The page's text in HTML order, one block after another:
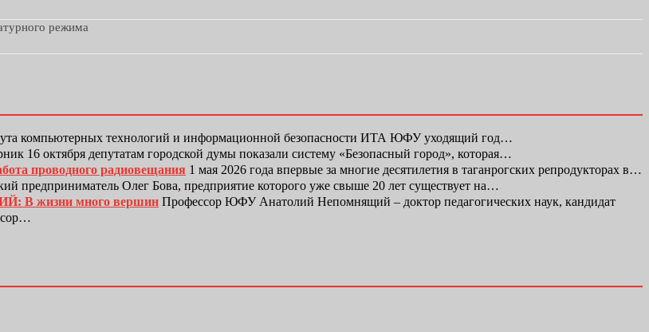
режима
компьютерных технологий и информационной безопасности ИТА ЮФУ уходящий год…
16 октября депутатам городской думы показали систему «Безопасный город», которая…
проводного радиовещания 1 мая 2026 года впервые за многие десятилетия в таганрогских репродукторах в…
предприниматель Олег Бова, предприятие которого уже свыше 20 лет существует на…
В жизни много вершин Профессор ЮФУ Анатолий Непомнящий – доктор педагогических наук, кандидат